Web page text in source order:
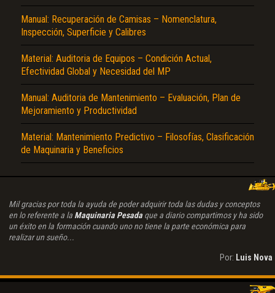
Manual: Recuperación de Camisas – Nomenclatura,
Inspección, Superficie y Calibres
Material: Auditoria de Equipos – Condición Actual,
Efectividad Global y Necesidad del MP
Manual: Auditoria de Mantenimiento – Evaluación, Plan de
Mejoramiento y Productividad
Material: Mantenimiento Predictivo – Filosofías, Clasificación
de Maquinaria y Beneficios
Mil gracias por toda la ayuda de poder adquirir toda las dudas y conceptos
en lo referente a la Maquinaria Pesadaque a diario compartimos y ha sido
un éxito en la formación cuando uno no tiene la parte económica para
realizar un sueño...
Por: Luis Nova